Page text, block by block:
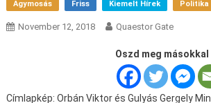
Agymosás Friss Kiemelt Hírek Politika
November 12, 2018 Quaestor Gate
Oszd meg másokkal
Címlapkép: Orbán Viktor és Gulyás Gergely